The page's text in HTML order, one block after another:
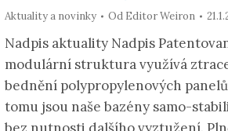
Aktuality a novinky Od Editor Weiron
Nadpis aktuality Nadpis
modulární struktura využívá
bednění polypropylenových
tomu jsou naše bazény samo-